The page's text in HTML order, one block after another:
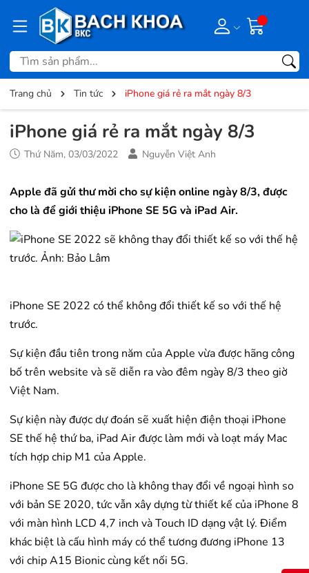
Trang chủ Tin tức iPhone giá rẻ ra mắt ngày 8/3
iPhone giá rẻ ra mắt ngày 8/3
Thứ Năm, 03/03/2022 Nguyễn Việt Anh
Apple đã gửi thư mời cho sự kiện online ngày 8/3, được
cho là để giới thiệu iPhone SE 5G và iPad Air.
iPhone SE 2022 có thể không đổi thiết kế so với thế hệ
trước.
Sự kiện đầu tiên trong năm của Apple vừa được hãng công
bố trên website và sẽ diễn ra vào đêm ngày 8/3 theo giờ
Việt Nam.
Sự kiện này được dự đoán sẽ xuất hiện điện thoại iPhone
SE thế hệ thứ ba, iPad Air được làm mới và loạt máy Mac
tích hợp chip M1 của Apple.
iPhone SE 5G được cho là không thay đổi về ngoại hình so
với bản SE 2020, tức vẫn xây dựng từ thiết kế của iPhone 8
với màn hình LCD 4,7 inch và Touch ID dạng vật lý. Điểm
khác biệt là cấu hình máy có thể tương đương iPhone 13
với chip A15 Bionic cùng kết nối 5G.